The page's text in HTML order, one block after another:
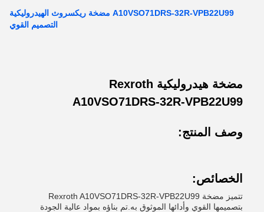
A10VSO71DRS-32R-VPB22U99 مضخة ريكسروث الهيدروليكية
التصميم القوي
مضخة هيدروليكية Rexroth
A10VSO71DRS-32R-VPB22U99
وصف المنتج:
الخصائص:
تتميز مضخة Rexroth A10VSO71DRS-32R-VPB22U99
بتصميمها القوي وأدائها الموثوق به.تم بناؤه بمواد عالية الجودة